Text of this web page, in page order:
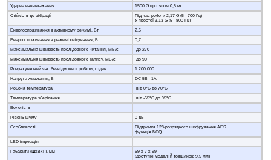
Ударне навантаження
1500 G протягом 0,5 мс
Стійкість до вібрації
Під час роботи 2,17 G (5 - 700 Гц)
У простої 3,13 G (5 - 800 Гц)
Енергоспоживання в активному режимі, Вт
2,5
Енергоспоживання в режимі очікування, Вт
0,7
Максимальна швидкість послідовного читання, МБ/с
до 270
Максимальна швидкість послідовного запису, МБ/с
до 90
Розрахунковий час безвідмовної роботи, годин
1 200 000
Напруга живлення, В
DC 5В 1А
Робоча температура
від 0°C до 70°C
Температура зберігання
від -55°C до 95°C
Вологість
-
Рівень шуму
0 дБ
Особливості
Підтримка 128-розрядного шифрування AES
функція NCQ
LED-індикація
-
Габарити (ШхВхГ), мм
69 х 7 х 99
(доступні моделі й товщиною 9,5 мм)